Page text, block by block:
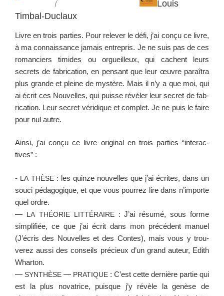
Louis
Timbal-Duclaux
Livre en trois par­ties. Pour relever le défi, j’ai conçu ce livre,
à ma con­nais­sance jamais entre­pris. Je ne suis pas de ces
romanciers timides ou orgueilleux, qui cachent leurs
secrets de fab­ri­ca­tion, en pen­sant que leur œuvre paraî­tra
plus grande et pleine de mys­tère. Mais il n’y a que moi, qui
ai écrit ces Nou­velles, qui puisse révéler leur secret de fab­
ri­ca­tion. Leur secret véridique et com­plet. Je ne puis le faire
pour nul autre.
Ain­si, j’ai conçu ce livre orig­i­nal en trois par­ties “inter­ac­
tives” :
- LA THÈSE : les quinze nou­velles que j’ai écrites, dans un
souci péd­a­gogique, et que vous pour­rez lire dans n’importe
quel ordre.
— LA THÉORIE LITTÉRAIRE: J’ai résumé, sous forme
sim­pli­fiée, ce que j’ai écrit dans mon précé­dent manuel
(J’écris des Nou­velles et des Con­tes), mais vous y trou­
verez aus­si des con­seils pré­cieux d’un grand auteur, Edith
Wharton.
— SYNTHÈSE — PRATIQUE : C’est cette dernière par­tie qui
est la plus nova­trice, puisque j’y révèle la genèse de